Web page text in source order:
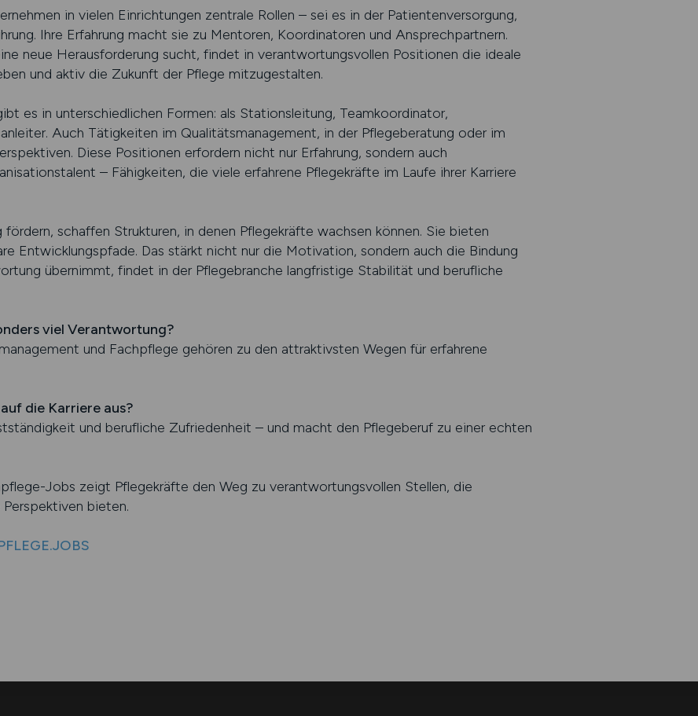
in vielen Einrichtungen zentrale Rollen – sei es in der Patientenversorgung,
Ihre Erfahrung macht sie zu Mentoren, Koordinatoren und Ansprechpartnern.
neue Herausforderung sucht, findet in verantwortungsvollen Positionen die ideale
und aktiv die Zukunft der Pflege mitzugestalten.
es in unterschiedlichen Formen: als Stationsleitung, Teamkoordinator,
Auch Tätigkeiten im Qualitätsmanagement, in der Pflegeberatung oder im
Diese Positionen erfordern nicht nur Erfahrung, sondern auch
– Fähigkeiten, die viele erfahrene Pflegekräfte im Laufe ihrer Karriere
schaffen Strukturen, in denen Pflegekräfte wachsen können. Sie bieten
Entwicklungspfade. Das stärkt nicht nur die Motivation, sondern auch die Bindung
übernimmt, findet in der Pflegebranche langfristige Stabilität und berufliche
viel Verantwortung?
und Fachpflege gehören zu den attraktivsten Wegen für erfahrene
die Karriere aus?
und berufliche Zufriedenheit – und macht den Pflegeberuf zu einer echten
Jobs zeigt Pflegekräfte den Weg zu verantwortungsvollen Stellen, die
bieten.